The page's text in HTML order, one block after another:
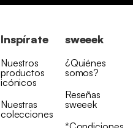
Inspírate
Nuestros
productos
icónicos
Nuestras
colecciones
sweeek
¿Quiénes
somos?
Reseñas
sweeek